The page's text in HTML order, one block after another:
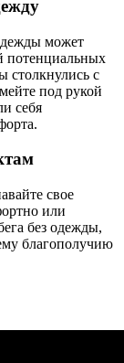
может
потенциальных
столкнулись с
под рукой
себя
свое
или
без одежды,
благополучию